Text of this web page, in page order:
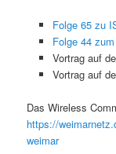
Folge 65 zu
Folge 44
Vortrag auf
Vortrag auf
Das Wireless
https://
weimar